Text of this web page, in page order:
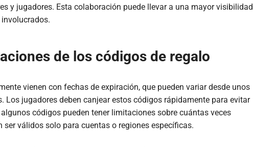
y jugadores. Esta colaboración puede llevar a una mayor visibilidad
de los códigos de regalo
vienen con fechas de expiración, que pueden variar desde unos
Los jugadores deben canjear estos códigos rápidamente para evitar
códigos pueden tener limitaciones sobre cuántas veces
ser válidos solo para cuentas o regiones específicas.